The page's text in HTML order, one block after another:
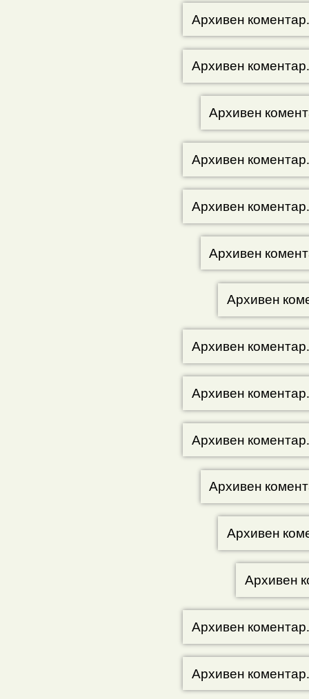
Архивен коментар.
Архивен коментар.
Архивен
Архивен коментар.
Архивен коментар.
Архивен
Архивен
Архивен коментар.
Архивен коментар.
Архивен коментар.
Архивен
Архивен
Архивен
Архивен коментар.
Архивен коментар.